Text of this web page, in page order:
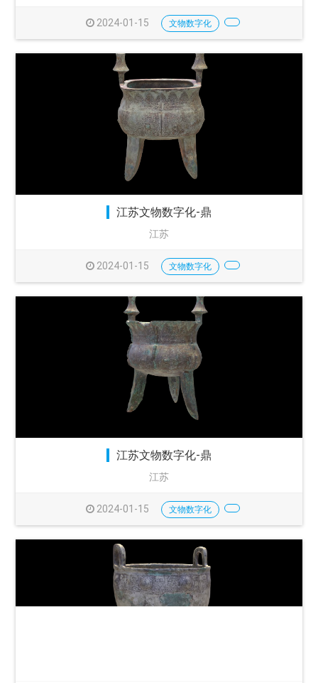
2024-01-15 文物数字化
江苏文物数字化-鼎
江苏
2024-01-15 文物数字化
江苏文物数字化-鼎
江苏
2024-01-15 文物数字化